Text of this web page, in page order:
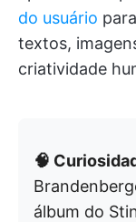
do usuário
textos,
criatividade
🧠
álbum do